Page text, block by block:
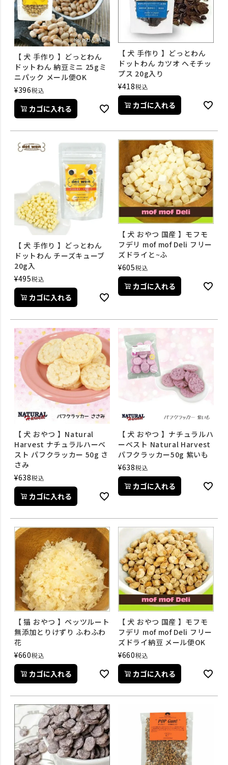
【 犬 手作り 】どっとわん
ドットわん 納豆ミニ 25gミ
ニパック メール便OK
¥396税込
カゴに入れる
【 犬 手作り 】どっとわん
ドットわん カツオ へそチッ
プス 20g入り
¥418税込
カゴに入れる
【 犬 手作り 】どっとわん
ドットわん チーズキューブ
20g入
¥495税込
カゴに入れる
【 犬 おやつ 国産 】モフモ
フデリ mof mof Deli フリー
ズドライと~ふ
¥605税込
カゴに入れる
【 犬 おやつ 】Natural
Harvest ナチュラルハーベ
スト パフクラッカー 50g さ
さみ
¥638税込
カゴに入れる
【 犬 おやつ 】ナチュラルハ
ーベスト Natural Harvest
パフクラッカー50g 紫いも
¥638税込
カゴに入れる
【 猫 おやつ 】ペッツルート
無添加とりけずり ふわふわ
花
¥660税込
カゴに入れる
【 犬 おやつ 国産 】モフモ
フデリ mof mof Deli フリー
ズドライ納豆 メール便OK
¥660税込
カゴに入れる